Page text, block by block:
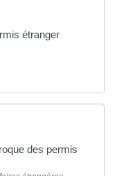
étranger
des permis